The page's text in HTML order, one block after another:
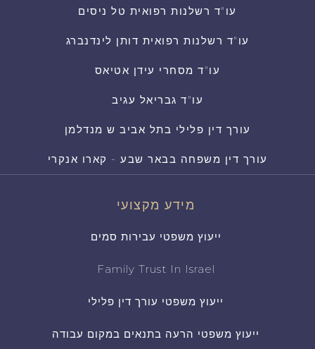
עו"ד רשלנות רפואית טל ניסים
עו"ד רשלנות רפואית דותן לינדנברג
עו"ד מסחרי עידן אטיאס
עו"ד גבריאל עגיב
עורך דין פלילי בתל אביב ש מנדלמן
עורך דין משפחה בבאר שבע - קארו אנקרי
מידע מקצועי
ייעוץ משפטי עבירות סמים
Family Trust In Israel
ייעוץ משפטי עורך דין פלילי
ייעוץ משפטי הרעה בתנאים במקום עבודה